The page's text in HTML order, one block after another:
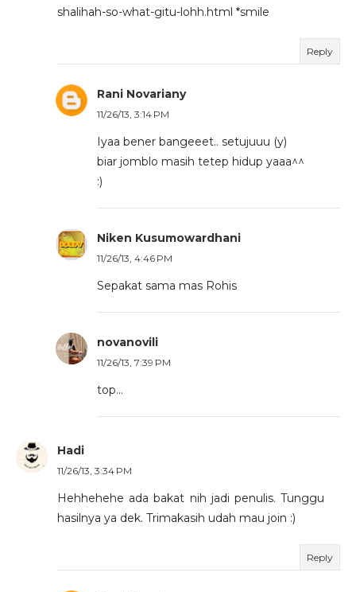
shalihah-so-what-gitu-lohh.html *smile
Reply
Rani Novariany
11/26/13, 3:14 PM
Iyaa bener bangeeet.. setujuuu (y)
biar jomblo masih tetep hidup yaaa^^
:)
Niken Kusumowardhani
11/26/13, 4:46 PM
Sepakat sama mas Rohis
novanovili
11/26/13, 7:39 PM
top...
Hadi
11/26/13, 3:34 PM
Hehhehehe ada bakat nih jadi penulis. Tunggu
hasilnya ya dek. Trimakasih udah mau join :)
Reply